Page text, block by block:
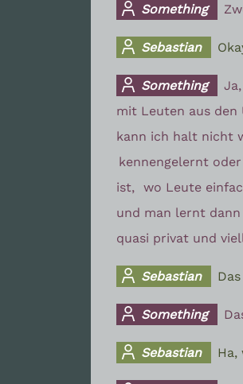
Something
Sebastian
Something
mit Leuten aus den
kann ich halt nicht
kennengelernt
ist,
wo Leute
und man lernt dann
quasi privat und
Sebastian
Something
Sebastian Ha,